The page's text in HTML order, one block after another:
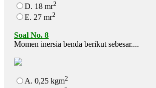
D. 18 mr2
E. 27 mr2
Soal No. 8
Momen inersia benda berikut sebesar....
A. 0,25 kgm2